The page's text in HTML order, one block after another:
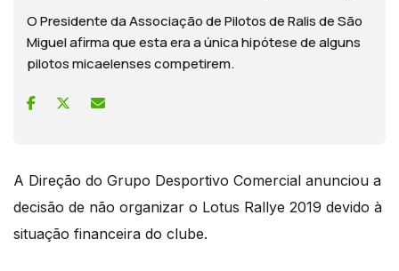
O Presidente da Associação de Pilotos de Ralis de São
Miguel afirma que esta era a única hipótese de alguns
pilotos micaelenses competirem.
A Direção do Grupo Desportivo Comercial anunciou a
decisão de não organizar o Lotus Rallye 2019 devido à
situação financeira do clube.